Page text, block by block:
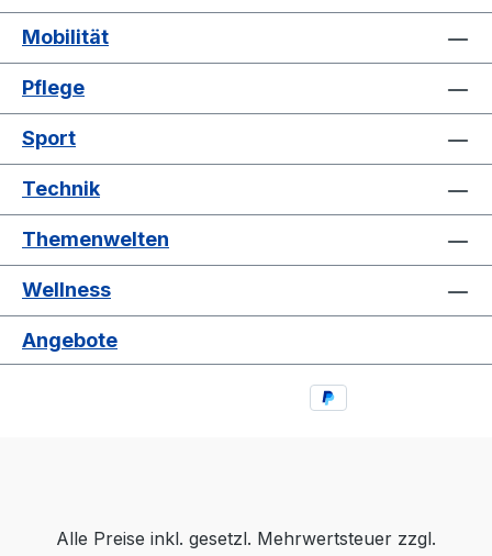
Mobilität
Pflege
Sport
Technik
Themenwelten
Wellness
Angebote
Alle Preise inkl. gesetzl. Mehrwertsteuer zzgl.